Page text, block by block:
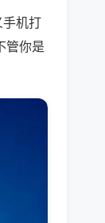
手机打
管你是